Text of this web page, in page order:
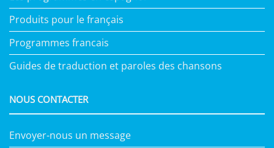
Produits pour le français
Programmes francais
Guides de traduction et paroles des chansons
NOUS CONTACTER
Envoyer-nous un message